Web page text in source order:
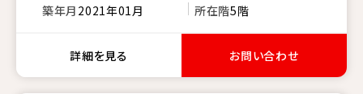
築年月 2021年01月 所在階5階
詳細を見る お問い合わせ